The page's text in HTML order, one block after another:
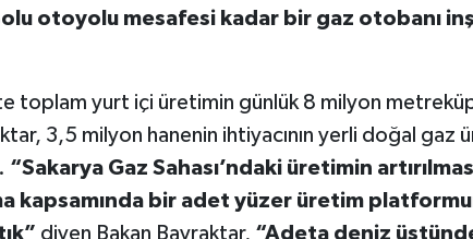
otoyolu mesafesi kadar bir gaz otobanı
toplam yurt içi üretimin günlük 8 milyon
3,5 milyon hanenin ihtiyacının yerli doğal gaz
“Sakarya Gaz Sahası’ndaki üretimin
kapsamında bir adet yüzer üretim
diyen Bakan Bayraktar, “Adeta deniz